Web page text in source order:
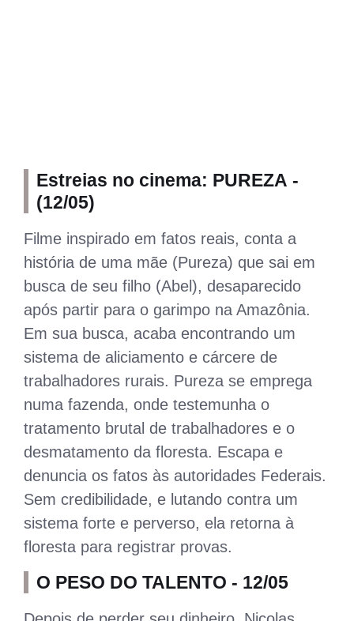
Estreias no cinema: PUREZA -
(12/05)
Filme inspirado em fatos reais, conta a
história de uma mãe (Pureza) que sai em
busca de seu filho (Abel), desaparecido
após partir para o garimpo na Amazônia.
Em sua busca, acaba encontrando um
sistema de aliciamento e cárcere de
trabalhadores rurais. Pureza se emprega
numa fazenda, onde testemunha o
tratamento brutal de trabalhadores e o
desmatamento da floresta. Escapa e
denuncia os fatos às autoridades Federais.
Sem credibilidade, e lutando contra um
sistema forte e perverso, ela retorna à
floresta para registrar provas.
O PESO DO TALENTO - 12/05